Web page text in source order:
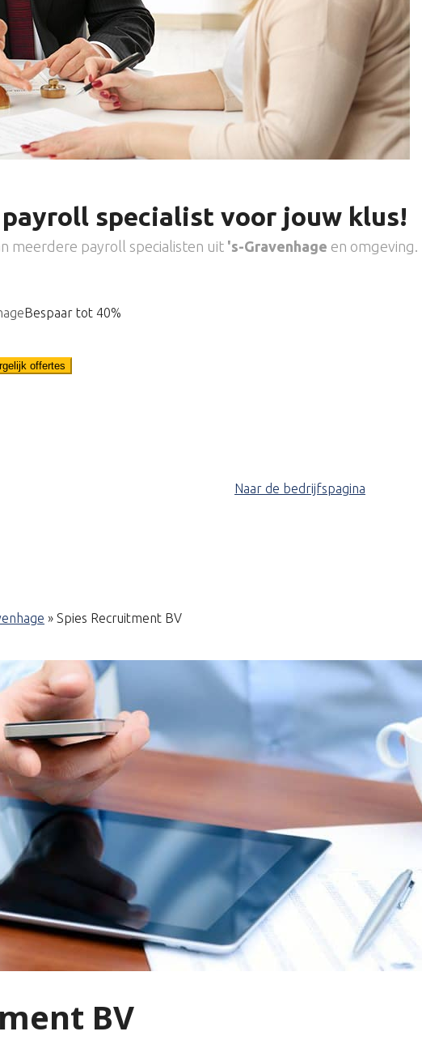
specialist voor jouw klus!
meerdere payroll specialisten uit 's-Gravenhage en omgeving.
Bespaar tot 40%
offertes
Naar de bedrijfspagina
» Spies Recruitment BV
BV